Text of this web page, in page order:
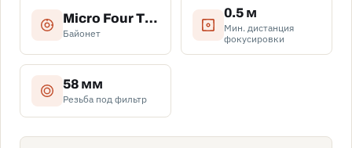
Micro Four Thirds (Micro 4/3)
Байонет
0.5 м
Мин. дистанция
фокусировки
58 мм
Резьба под фильтр